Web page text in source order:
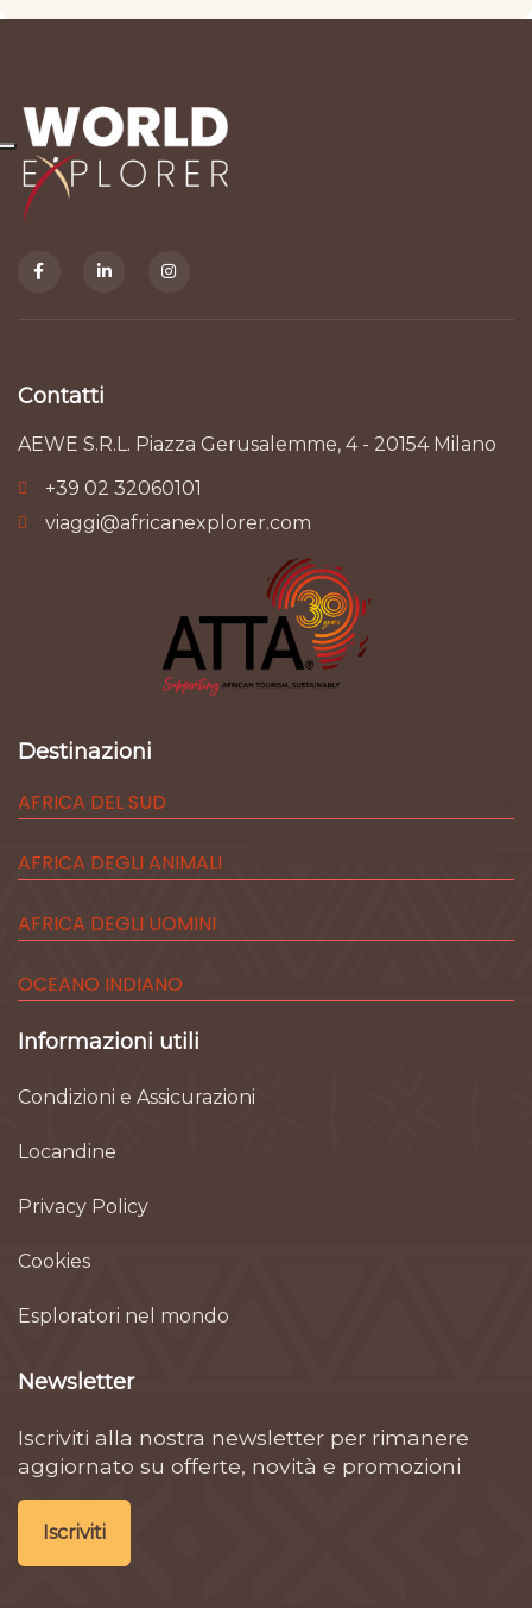
Contatti
AEWE S.R.L. Piazza Gerusalemme, 4 - 20154 Milano
+39 02 32060101
viaggi@africanexplorer.com
Destinazioni
AFRICA DEL SUD
AFRICA DEGLI ANIMALI
AFRICA DEGLI UOMINI
OCEANO INDIANO
Informazioni utili
Condizioni e Assicurazioni
Locandine
Privacy Policy
Cookies
Esploratori nel mondo
Newsletter
Iscriviti alla nostra newsletter per rimanere
aggiornato su offerte, novità e promozioni
Iscriviti